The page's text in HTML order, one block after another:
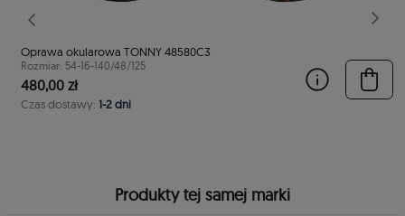
Poprzedni
Oprawa okularowa TONNY 48580C3
Rozmiar: 54-16-140/48/125
480,00 zł
Czas dostawy: 1-2 dni
Produkty tej samej marki